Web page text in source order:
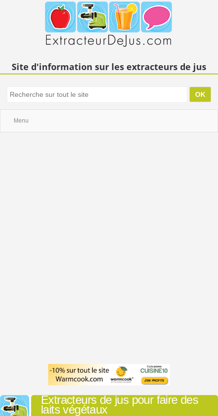
Site d'information sur les extracteurs de jus
Menu
Extracteurs de jus pour faire des
laits végétaux